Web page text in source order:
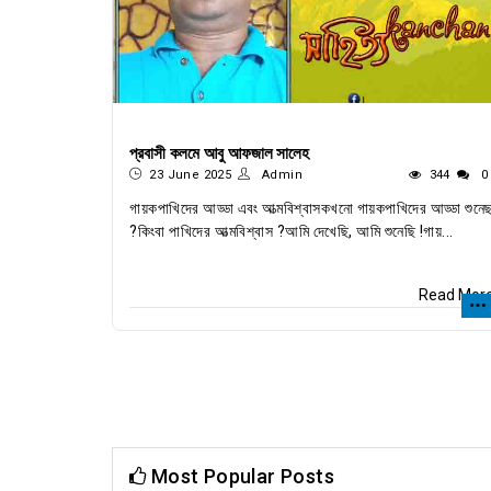
প্রবাসী কলমে আবু আফজাল সালেহ
23 June 2025 Admin 344 0
গায়কপাখিদের আড্ডা এবং আত্মবিশ্বাসকখনো গায়কপাখিদের আড্ডা শুনেছ
?কিংবা পাখিদের আত্মবিশ্বাস ?আমি দেখেছি, আমি শুনেছি !গায়...
Read
Most Popular Posts